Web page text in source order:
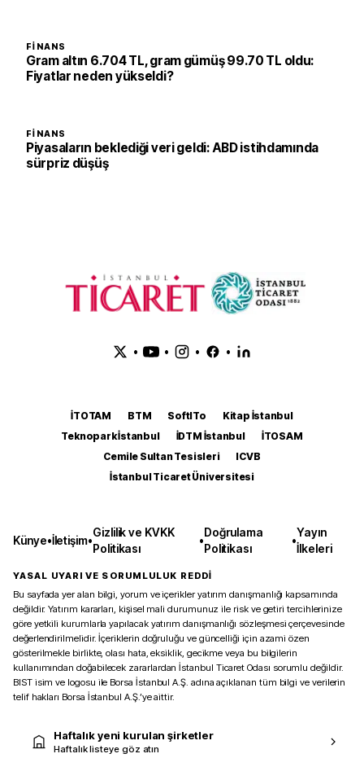
FINANS
Gram altın 6.704 TL, gram gümüş 99.70 TL oldu:
Fiyatlar neden yükseldi?
FINANS
Piyasaların beklediği veri geldi: ABD istihdamında
sürpriz düşüş
• • • •
İTOTAM BTM SoftITo
Kitap İstanbul
Teknopark İstanbul
İDTM İstanbul
İTOSAM
Cemile Sultan Tesisleri
ICVB
İstanbul Ticaret Üniversitesi
Künye•İletişim•
Gizlilik ve KVKK
Politikası
•
Doğrulama
Politikası
•
Yayın
İlkeleri
YASAL UYARI VE SORUMLULUK REDDİ
Bu sayfada yer alan bilgi, yorum ve içerikler yatırım danışmanlığı kapsamında
değildir. Yatırım kararları, kişisel mali durumunuz ile risk ve getiri tercihlerinize
göre yetkili kurumlarla yapılacak yatırım danışmanlığı sözleşmesi çerçevesinde
değerlendirilmelidir. İçeriklerin doğruluğu ve güncelliği için azami özen
gösterilmekle birlikte, olası hata, eksiklik, gecikme veya bu bilgilerin
kullanımından doğabilecek zararlardan İstanbul Ticaret Odası sorumlu değildir.
BIST isim ve logosu ile Borsa İstanbul A.Ş. adına açıklanan tüm bilgi ve verilerin
telif hakları Borsa İstanbul A.Ş.’ye aittir.
Haftalık yeni kurulan şirketler
Haftalık listeye göz atın